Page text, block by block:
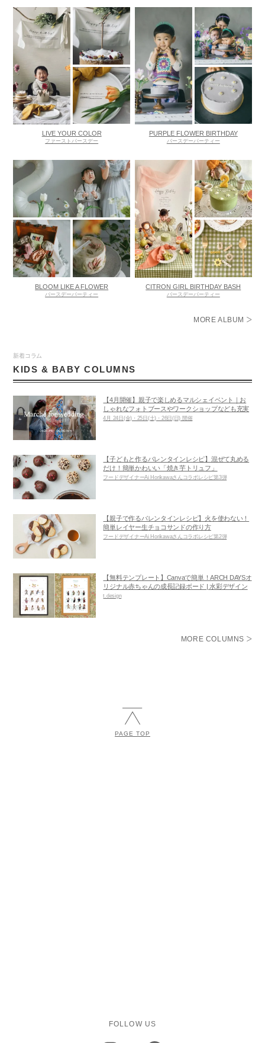
LIVE YOUR COLOR
ファーストバースデー
PURPLE FLOWER BIRTHDAY
バースデーパーティー
BLOOM LIKE A FLOWER
バースデーパーティー
CITRON GIRL BIRTHDAY BASH
バースデーパーティー
MORE ALBUM
新着コラム
KIDS & BABY COLUMNS
【4月開催】親子で楽しめるマルシェイベント｜お
しゃれなフォトブースやワークショップなども充実
4月 24日(金)・25日(土)・26日(日) 開催
【子どもと作るバレンタインレシピ】混ぜて丸める
だけ！簡単かわいい「焼き芋トリュフ」
フードデザイナーAi Horikawaさんコラボレシピ第3弾
【親子で作るバレンタインレシピ】火を使わない！
簡単レイヤー生チョコサンドの作り方
フードデザイナーAi Horikawaさんコラボレシピ第2弾
【無料テンプレート】Canvaで簡単！ARCH DAYSオ
リジナル赤ちゃんの成長記録ボード | 水彩デザイン
t.design
MORE COLUMNS
PAGE TOP
FOLLOW US